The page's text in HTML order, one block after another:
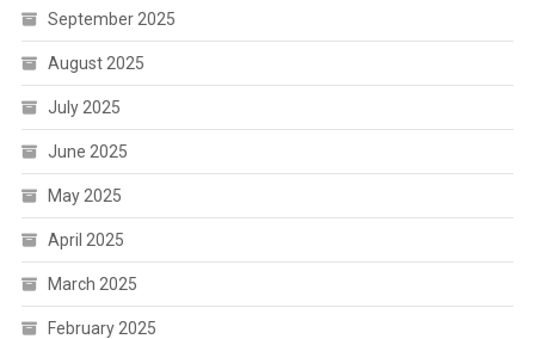
September 2025
August 2025
July 2025
June 2025
May 2025
April 2025
March 2025
February 2025